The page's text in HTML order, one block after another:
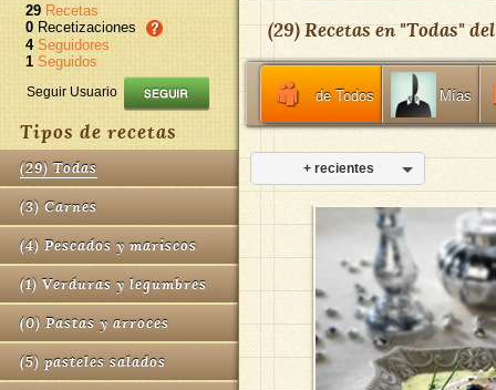
29 Recetas
0Recetizaciones
4 Seguidores
1 Seguidos
Seguir Usuario
Tipos de recetas
(29) Todas
(3) Carnes
(4) Pescados y mariscos
(1) Verduras y legumbres
(0) Pastas y arroces
(5) pasteles salados
(29) Recetas en "Todas"
de Todos Mías
+ recientes